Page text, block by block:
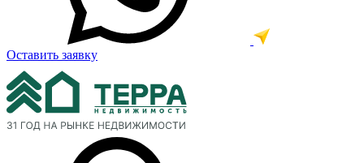
Оставить заявку